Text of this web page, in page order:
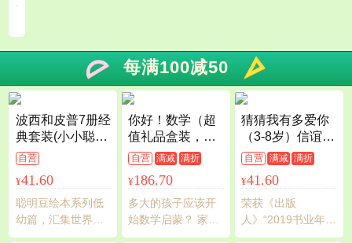
每满100减50
波西和皮普7册经
典套装(小小聪明
豆系列绘本)0-4
岁低幼启蒙情绪
管理习惯养成绘
本，引导宝宝认
识接纳情绪培养
好品质，发现快
自营
¥41.60
聪明豆绘本系列低
幼篇，汇集世界经
典低幼图画书，让
你好！数学（超
值礼品盒装，共3
0册）
自营 满减 满折
¥186.70
多大的孩子应该开
始数学启蒙？ 家庭
数学教育应该如何
猜猜我有多爱你
（3-8岁）信谊世
界精选图画书
自营 满减 满折
¥41.60
荣获《出版
人》“2019书业年度
评选年度畅销书。